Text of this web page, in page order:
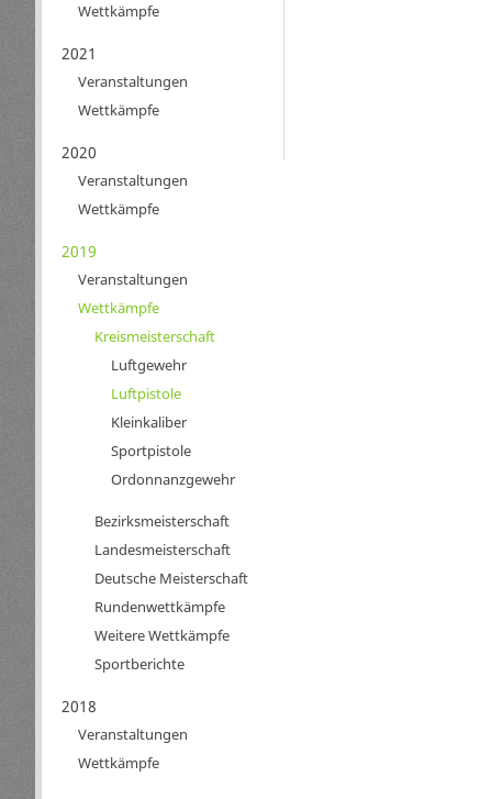
Wettkämpfe
2021
Veranstaltungen
Wettkämpfe
2020
Veranstaltungen
Wettkämpfe
2019
Veranstaltungen
Wettkämpfe
Kreismeisterschaft
Luftgewehr
Luftpistole
Kleinkaliber
Sportpistole
Ordonnanzgewehr
Bezirksmeisterschaft
Landesmeisterschaft
Deutsche Meisterschaft
Rundenwettkämpfe
Weitere Wettkämpfe
Sportberichte
2018
Veranstaltungen
Wettkämpfe